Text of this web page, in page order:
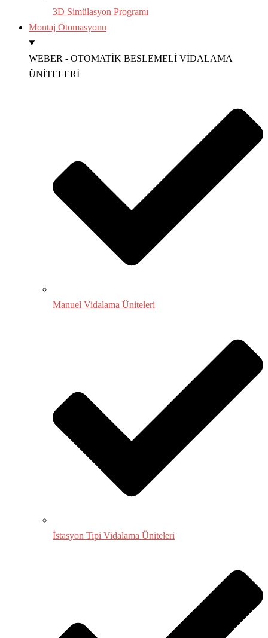
3D Simülasyon Programı
Montaj Otomasyonu
WEBER - OTOMATİK BESLEMELİ VİDALAMA
ÜNİTELERİ
Manuel Vidalama Üniteleri
İstasyon Tipi Vidalama Üniteleri